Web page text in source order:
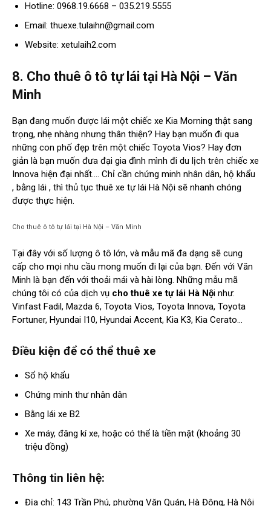
Hotline: 0968.19.6668 – 035.219.5555
Email: thuexe.tulaihn@gmail.com
Website: xetulaih2.com
8. Cho thuê ô tô tự lái tại Hà Nội – Văn
Minh
Bạn đang muốn được lái một chiếc xe Kia Morning thật sang
trọng, nhẹ nhàng nhưng thân thiện? Hay bạn muốn đi qua
những con phố đẹp trên một chiếc Toyota Vios? Hay đơn
giản là bạn muốn đưa đại gia đình mình đi du lịch trên chiếc xe
Innova hiện đại nhất…. Chỉ cần chứng minh nhân dân, hộ khẩu
, bằng lái , thì thủ tục thuê xe tự lái Hà Nội sẽ nhanh chóng
được thực hiện.
Cho thuê ô tô tự lái tại Hà Nội – Văn Minh
Tại đây với số lượng ô tô lớn, và mẫu mã đa dạng sẽ cung
cấp cho mọi nhu cầu mong muốn đi lại của bạn. Đến với Văn
Minh là bạn đến với thoải mái và hài lòng. Những mẫu mã
chúng tôi có của dịch vụ cho thuê xe tự lái Hà Nội như:
Vinfast Fadil, Mazda 6, Toyota Vios, Toyota Innova, Toyota
Fortuner, Hyundai I10, Hyundai Accent, Kia K3, Kia Cerato…
Điều kiện để có thể thuê xe
Sổ hộ khẩu
Chứng minh thư nhân dân
Bằng lái xe B2
Xe máy, đăng kí xe, hoặc có thể là tiền mặt (khoảng 30
triệu đồng)
Thông tin liên hệ:
Địa chỉ: 143 Trần Phú, phường Văn Quán, Hà Đông, Hà Nội